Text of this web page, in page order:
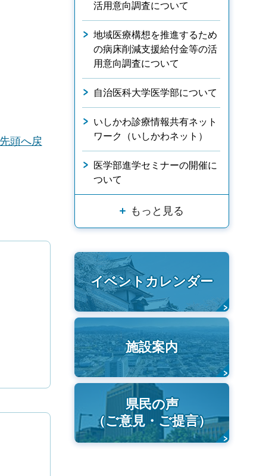
頭へ戻
活用意向調査について
地域医療構想を推進するため
の病床削減支援給付金等の活
用意向調査について
自治医科大学医学部について
いしかわ診療情報共有ネット
ワーク（いしかわネット）
医学部進学セミナーの開催に
ついて
もっと見る
イベントカレンダー
施設案内
県民の声
（ご意見・ご提言）